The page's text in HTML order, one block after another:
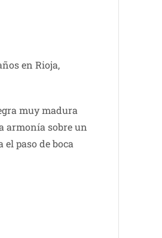
en Rioja,
muy madura
armonía sobre un
paso de boca